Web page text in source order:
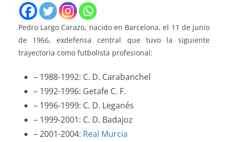
Pedro Largo Carazo, nacido en Barcelona, el 11 de junio
de 1966, exdefensa central que tuvo la siguiente
trayectoria como futbolista profesional:
– 1988-1992: C. D. Carabanchel
– 1992-1996: Getafe C. F.
– 1996-1999: C. D. Leganés
– 1999-2001: C. D. Badajoz
– 2001-2004: Real Murcia